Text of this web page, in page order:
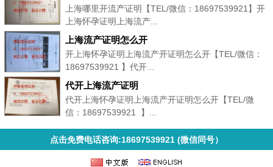
上海哪里开流产证明【TEL/微信：18697539921】开
上海怀孕证明上海流产...
上海流产证明怎么开
开上海怀孕证明上海流产开证明怎么开【TEL/微信：
18697539921 】代开...
代开上海流产证明
代开上海怀孕证明上海流产开证明怎么开【TEL/微
信：18697539921 】...
点击免费电话咨询:18697539921 (微信同号）